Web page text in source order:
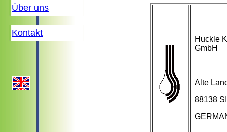
Über uns
Kontakt
Huckle
GmbH
Alte
88138